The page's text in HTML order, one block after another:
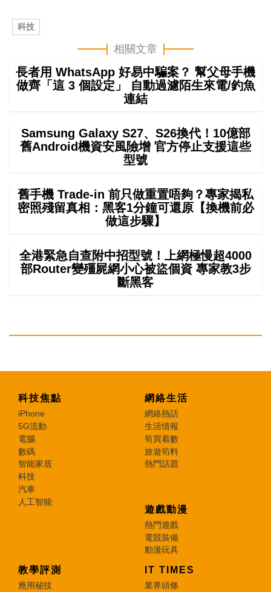
科技
相關文章
長者用 WhatsApp 好易中騙案？ 幫父母手機
做齊「這 3 個設定」 自動過濾陌生來電/釣魚
連結
Samsung Galaxy S27、S26換代！10億部
舊Android機資安風險增 官方停止支援這些
型號
舊手機 Trade-in 前只做重置唔夠？專家揭私
密照殘留真相：黑客1分鐘可還原【換機前必
做這步驟】
全港緊急自查附中招型號！上網極慢超4000
部Router變殭屍網小心被盜個資 專家教3步
斷黑客
科技焦點
iPhone
5G流動
電腦
數碼
智能家居
科技
汽車
人工智能
網絡生活
網絡熱話
生活情報
筍買着數
旅遊筍料
熱門話題
遊戲動漫
熱門遊戲
電競裝備
動漫玩具
教學評測
應用秘技
IT TIMES
業界頭條